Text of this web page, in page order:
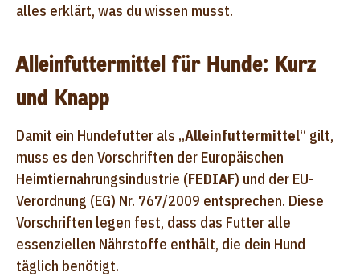
alles erklärt, was du wissen musst.
Alleinfuttermittel für Hunde: Kurz
und Knapp
Damit ein Hundefutter als „Alleinfuttermittel“ gilt,
muss es den Vorschriften der Europäischen
Heimtiernahrungsindustrie (FEDIAF) und der EU-
Verordnung (EG) Nr. 767/2009 entsprechen. Diese
Vorschriften legen fest, dass das Futter alle
essenziellen Nährstoffe enthält, die dein Hund
täglich benötigt.